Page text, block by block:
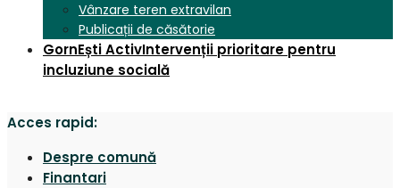
Vânzare teren extravilan
Publicații de căsătorie
GornEști ActivIntervenții prioritare pentru
incluziune socială
Acces rapid:
Despre comună
Finantari